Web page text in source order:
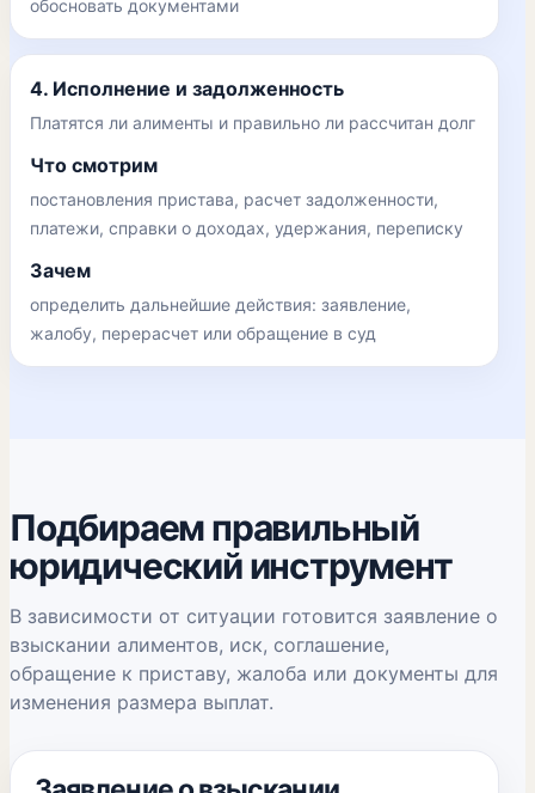
обосновать документами
4. Исполнение и задолженность
Платятся ли алименты и правильно ли рассчитан долг
Что смотрим
постановления пристава, расчет задолженности,
платежи, справки о доходах, удержания, переписку
Зачем
определить дальнейшие действия: заявление,
жалобу, перерасчет или обращение в суд
Подбираем правильный
юридический инструмент
В зависимости от ситуации готовится заявление о
взыскании алиментов, иск, соглашение,
обращение к приставу, жалоба или документы для
изменения размера выплат.